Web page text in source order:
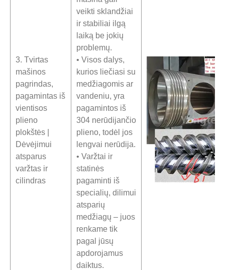
3. Tvirtas
mašinos
pagrindas,
pagamintas iš
vientisos
plieno
plokštės |
Dėvėjimui
atsparus
varžtas ir
cilindras
veikti sklandžiai
ir stabiliai ilgą
laiką be jokių
problemų.
• Visos dalys,
kurios liečiasi su
medžiagomis ar
vandeniu, yra
pagamintos iš
304 nerūdijančio
plieno, todėl jos
lengvai nerūdija.
• Varžtai ir
statinės
pagaminti iš
specialių, dilimui
atsparių
medžiagų – juos
renkame tik
pagal jūsų
apdorojamus
daiktus.